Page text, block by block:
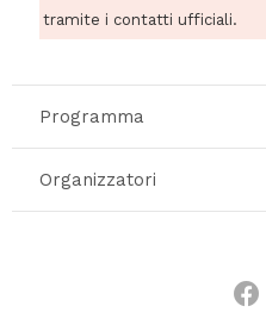
tramite i contatti ufficiali.
Programma
Organizzatori